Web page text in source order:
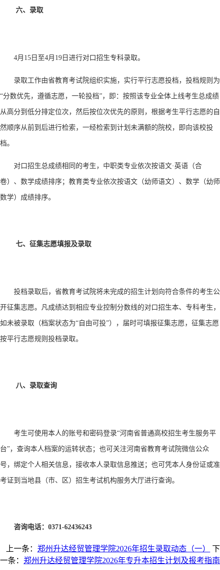
六、录取
4月15日至4月19日进行对口招生专科录取。
录取工作由省教育考试院组织实施，实行平行志愿投档，投档规则为
“分数优先，遵循志愿，一轮投档”，即：按照该专业全体上线考生总成绩
从高分到低分排定位次，然后按位次优先的原则，根据考生平行志愿的自
然顺序从前到后进行检索，一经检索到计划未满额的院校，即向该校投
档。
对口招生总成绩相同的考生，中职类专业依次按语文·英语（合
卷）、数学成绩排序；教育类专业依次按语文（幼师语文）、数学（幼师
数学）成绩排序。
七、征集志愿填报及录取
投档录取后，省教育考试院将未完成的招生计划向符合条件的考生公
开征集志愿。凡成绩达到相应专业控制分数线的对口招生本、专科考生，
如未被录取（档案状态为“自由可投”），届时可填报征集志愿，征集志愿
按平行志愿规则投档录取。
八、录取查询
考生可使用本人的账号和密码登录“河南省普通高校招生考生服务平
台”，查询本人档案的运转状态；也可关注河南省教育考试院微信公众
号，绑定个人相关信息，接收本人录取信息推送；也可凭本人身份证或准
考证到当地县（市、区）招生考试机构服务大厅进行查询。
咨询电话： 0371-62436243
上一条： 郑州升达经贸管理学院2026年招生录取动态（一）
下
一条： 郑州升达经贸管理学院2026年专升本招生计划及报考指南